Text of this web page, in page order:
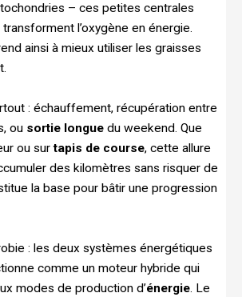
– ces petites centrales
l’oxygène en énergie.
ainsi à mieux utiliser les graisses
: échauffement, récupération entre
ou sortie longue du weekend. Que
ou surtapis de course, cette allure
des kilomètres sans risquer de
la base pour bâtir une progression
: les deux systèmes énergétiques
comme un moteur hybride qui
modes de production d’énergie. Le